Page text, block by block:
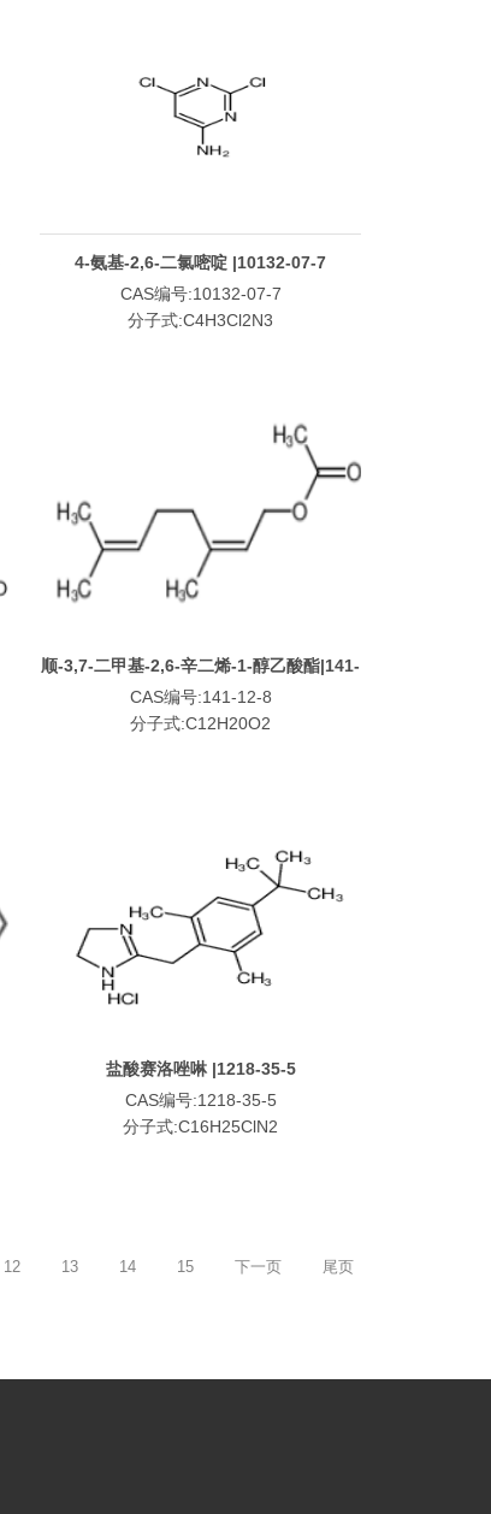
4-氨基-2,6-二氯嘧啶 |10132-07-7
CAS编号:10132-07-7
分子式:C4H3Cl2N3
顺-3,7-二甲基-2,6-辛二烯-1-醇乙酸酯|141-
12-8
CAS编号:141-12-8
分子式:C12H20O2
盐酸赛洛唑啉 |1218-35-5
CAS编号:1218-35-5
分子式:C16H25ClN2
12 13 14 15 下一页 尾页